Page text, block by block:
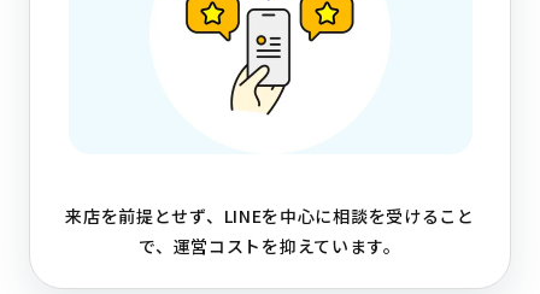
来店を前提とせず、LINEを中心に相談を受けること
で、運営コストを抑えています。